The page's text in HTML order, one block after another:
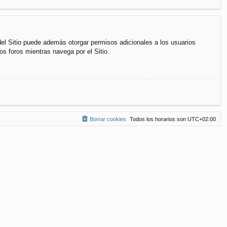
Sitio puede además otorgar permisos adicionales a los usuarios
foros mientras navega por el Sitio.
Todos los horarios son UTC+02:00
Borrar cookies